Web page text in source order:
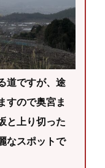
道ですが、途
すので奥宮ま
と上り切った
なスポットで